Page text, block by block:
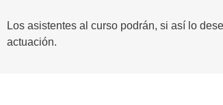
Los asistentes al curso podrán, si así lo
actuación.